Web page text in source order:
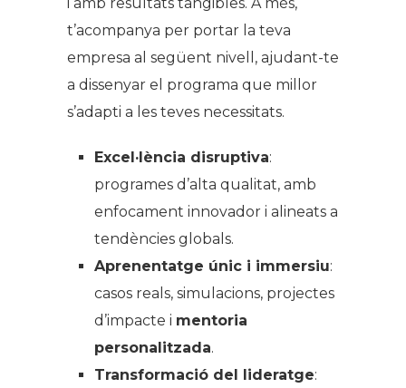
t’acompanya per portar la teva
empresa al següent nivell, ajudant-te
a dissenyar el programa que millor
s’adapti a les teves necessitats.
Excel·lència disruptiva:
programes d’alta qualitat, amb
enfocament innovador i alineats a
tendències globals.
Aprenentatge únic i immersiu:
casos reals, simulacions, projectes
d’impacte i mentoria
personalitzada.
Transformació del lideratge: